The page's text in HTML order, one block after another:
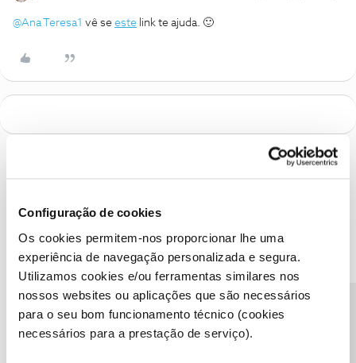
Configuração de cookies
Os cookies permitem-nos proporcionar lhe uma
experiência de navegação personalizada e segura.
Utilizamos cookies e/ou ferramentas similares nos
nossos websites ou aplicações que são necessários
para o seu bom funcionamento técnico (cookies
necessários para a prestação de serviço).
@Ana Teresa1 vê se este link te ajuda. 🙂
A poupança que COMBINA